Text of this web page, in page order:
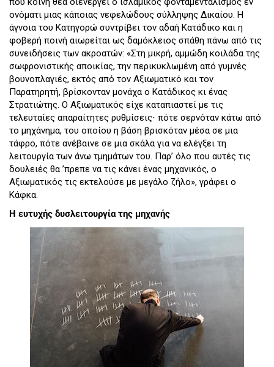
ονόματι μιας κάποιας νεφελώδους σύλληψης Δικαίου. Η
άγνοια του Κατηγορώ συντρίβει τον αδαή Κατάδικο και η
φοβερή ποινή αιωρείται ως δαμόκλειος σπάθη πάνω από τις
συνειδήσεις των ακροατών: «Στη µικρή, αµµώδη κοιλάδα της
σωφρονιστικής αποικίας, την περικυκλωμένη από γυµνές
βουνοπλαγιές, εκτός από τον Αξιωματικό και τον
Παρατηρητή, βρίσκονταν µονάχα ο Κατάδικος κι ένας
Στρατιώτης. Ο Αξιωµατικός είχε καταπιαστεί µε τις
τελευταίες απαραίτητες ρυθµίσεις⋅ πότε σερνόταν κάτω από
το µηχάνηµα, του οποίου η βάση βρισκόταν µέσα σε µια
τάφρο, πότε ανέβαινε σε µια σκάλα για να ελέγξει τη
λειτουργία των άνω τµηµάτων του. Παρ’ όλο που αυτές τις
δουλειές θα ’πρεπε να τις κάνει ένας µηχανικός, ο
Αξιωµατικός τις εκτελούσε µε µεγάλο ζήλο», γράφει ο
Κάφκα.
Η ευτυχής δυσλειτουργία της μηχανής